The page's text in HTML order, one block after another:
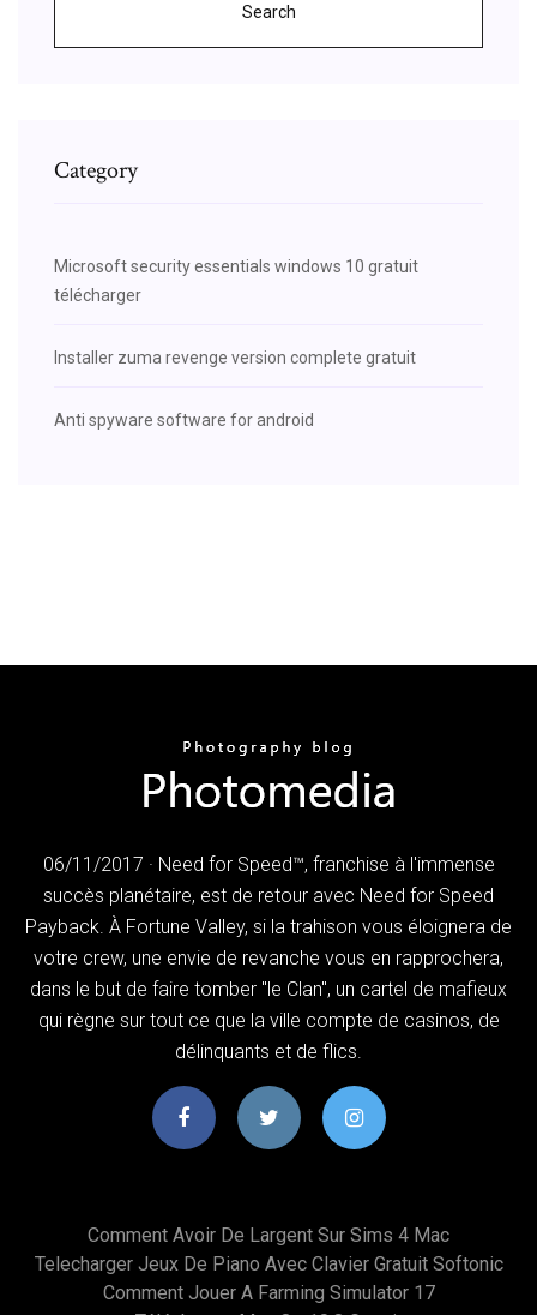
Search
Category
Microsoft security essentials windows 10 gratuit
télécharger
Installer zuma revenge version complete gratuit
Anti spyware software for android
06/11/2017 · Need for Speed™, franchise à l'immense
succès planétaire, est de retour avec Need for Speed
Payback. À Fortune Valley, si la trahison vous éloignera de
votre crew, une envie de revanche vous en rapprochera,
dans le but de faire tomber "le Clan", un cartel de mafieux
qui règne sur tout ce que la ville compte de casinos, de
délinquants et de flics.
Comment Avoir De Largent Sur Sims 4 Mac
Telecharger Jeux De Piano Avec Clavier Gratuit Softonic
Comment Jouer A Farming Simulator 17